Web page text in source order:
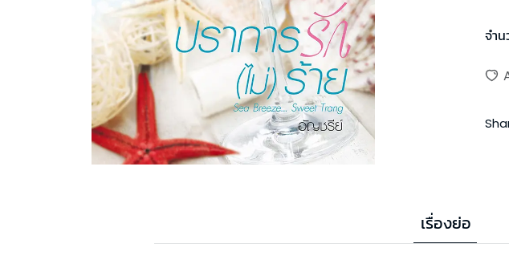
จำน
เรื่องย่อ